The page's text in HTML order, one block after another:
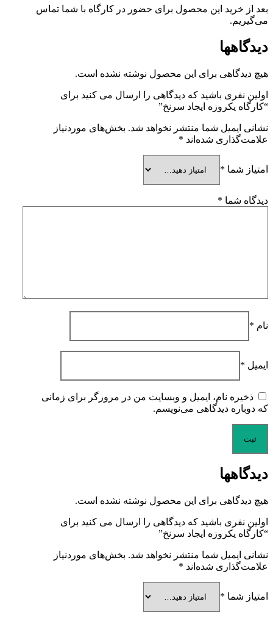
بعد از خرید این محصول برای حضور در کارگاه با شما تماس
می‌گیریم.
دیدگاهها
هیچ دیدگاهی برای این محصول نوشته نشده است.
اولین نفری باشید که دیدگاهی را ارسال می کنید برای
“کارگاه یکروزه ایجاد سرنخ”
نشانی ایمیل شما منتشر نخواهد شد. بخش‌های موردنیاز
علامت‌گذاری شده‌اند *
امتیاز شما *
دیدگاه شما *
نام *
ایمیل *
ذخیره نام، ایمیل و وبسایت من در مرورگر برای زمانی
که دوباره دیدگاهی می‌نویسم.
دیدگاهها
هیچ دیدگاهی برای این محصول نوشته نشده است.
اولین نفری باشید که دیدگاهی را ارسال می کنید برای
“کارگاه یکروزه ایجاد سرنخ”
نشانی ایمیل شما منتشر نخواهد شد. بخش‌های موردنیاز
علامت‌گذاری شده‌اند *
امتیاز شما *